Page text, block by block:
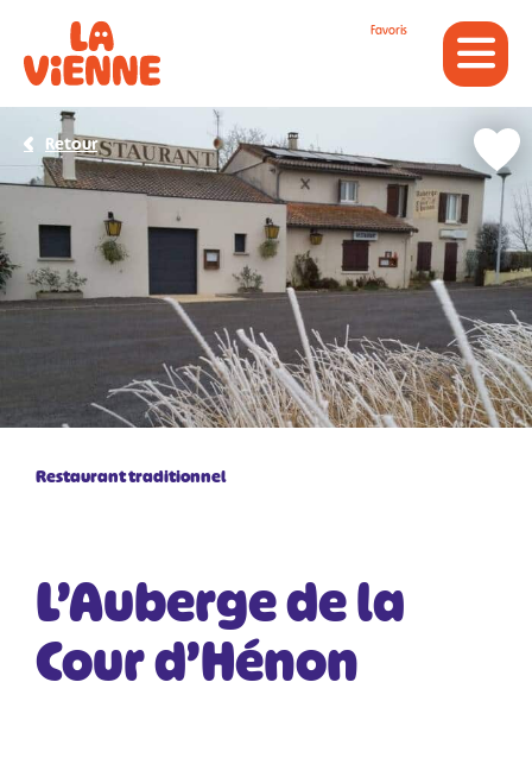
Favoris
Restaurant traditionnel
L’Auberge de la
Cour d’Hénon
Retour